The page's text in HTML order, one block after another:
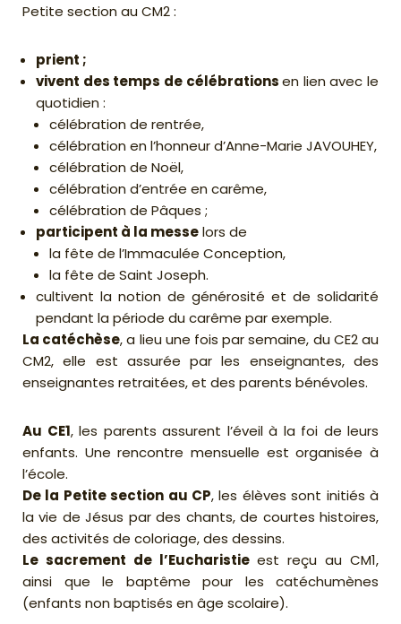
Petite section au CM2 :
prient ;
vivent des temps de célébrationsen lien avec le
quotidien :
célébration de rentrée,
célébration en l’honneur d’Anne-Marie JAVOUHEY,
célébration de Noël,
célébration d’entrée en carême,
célébration de Pâques ;
participent à la messelors de
la fête de l’Immaculée Conception,
la fête de Saint Joseph.
cultivent la notion de générosité et de solidarité
pendant la période du carême par exemple.
La catéchèse, a lieu une fois par semaine, du CE2 au
CM2, elle est assurée par les enseignantes, des
enseignantes retraitées, et des parents bénévoles.
Au CE1, les parents assurent l’éveil à la foi de leurs
enfants. Une rencontre mensuelle est organisée à
l’école.
De la Petite section au CP, les élèves sont initiés à
la vie de Jésus par des chants, de courtes histoires,
des activités de coloriage, des dessins.
Le sacrement de l’Eucharistieest reçu au CM1,
ainsi que le baptême pour les catéchumènes
(enfants non baptisés en âge scolaire).